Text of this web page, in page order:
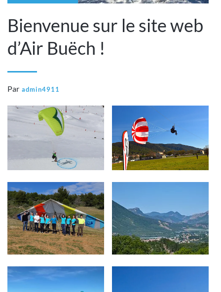
Bienvenue sur le site web
d’Air Buëch !
Par admin4911